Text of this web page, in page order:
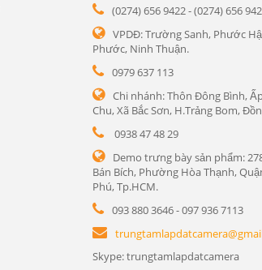
(0274) 656 9422 - (0274) 656
VPDĐ: Trường Sanh, Phước
Phước, Ninh Thuận.
0979 637 113
Chi nhánh: Thôn Đông Bình,
Chu, Xã Bắc Sơn, H.Trảng Bom,
0938 47 48 29
Demo trưng bày sản phẩm:
Bán Bích, Phường Hòa Thạnh,
Phú, Tp.HCM.
093 880 3646 - 097 936 7113
Skype: trungtamlapdatcamera